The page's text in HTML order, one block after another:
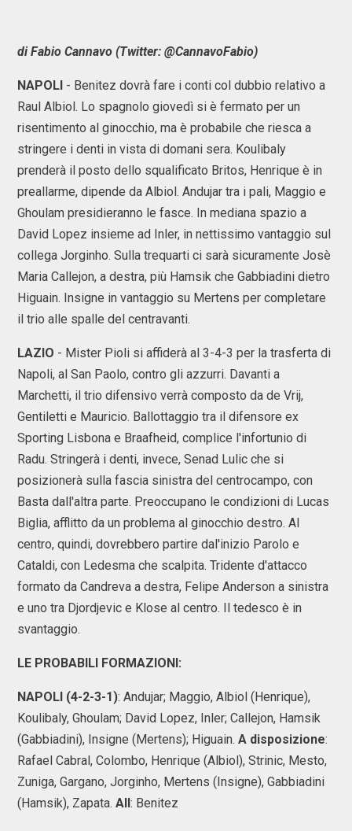
di Fabio Cannavo (Twitter: @CannavoFabio)
NAPOLI - Benitez dovrà fare i conti col dubbio relativo a
Raul Albiol. Lo spagnolo giovedì si è fermato per un
risentimento al ginocchio, ma è probabile che riesca a
stringere i denti in vista di domani sera. Koulibaly
prenderà il posto dello squalificato Britos, Henrique è in
preallarme, dipende da Albiol. Andujar tra i pali, Maggio e
Ghoulam presidieranno le fasce. In mediana spazio a
David Lopez insieme ad Inler, in nettissimo vantaggio sul
collega Jorginho. Sulla trequarti ci sarà sicuramente Josè
Maria Callejon, a destra, più Hamsik che Gabbiadini dietro
Higuain. Insigne in vantaggio su Mertens per completare
il trio alle spalle del centravanti.
LAZIO - Mister Pioli si affiderà al 3-4-3 per la trasferta di
Napoli, al San Paolo, contro gli azzurri. Davanti a
Marchetti, il trio difensivo verrà composto da de Vrij,
Gentiletti e Mauricio. Ballottaggio tra il difensore ex
Sporting Lisbona e Braafheid, complice l'infortunio di
Radu. Stringerà i denti, invece, Senad Lulic che si
posizionerà sulla fascia sinistra del centrocampo, con
Basta dall'altra parte. Preoccupano le condizioni di Lucas
Biglia, afflitto da un problema al ginocchio destro. Al
centro, quindi, dovrebbero partire dal'inizio Parolo e
Cataldi, con Ledesma che scalpita. Tridente d'attacco
formato da Candreva a destra, Felipe Anderson a sinistra
e uno tra Djordjevic e Klose al centro. Il tedesco è in
svantaggio.
LE PROBABILI FORMAZIONI:
NAPOLI (4-2-3-1): Andujar; Maggio, Albiol (Henrique),
Koulibaly, Ghoulam; David Lopez, Inler; Callejon, Hamsik
(Gabbiadini), Insigne (Mertens); Higuain. A disposizione:
Rafael Cabral, Colombo, Henrique (Albiol), Strinic, Mesto,
Zuniga, Gargano, Jorginho, Mertens (Insigne), Gabbiadini
(Hamsik), Zapata. All: Benitez